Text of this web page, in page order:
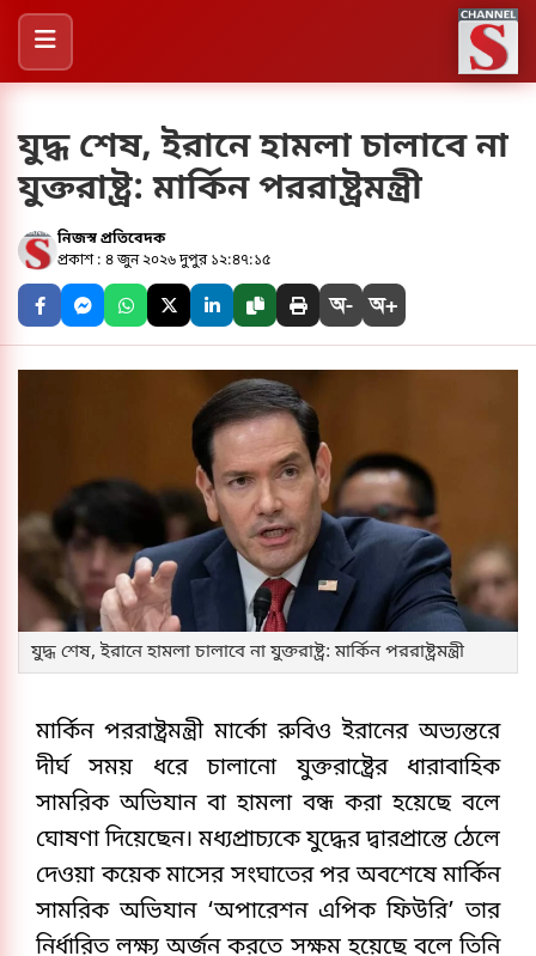
যুদ্ধ শেষ, ইরানে হামলা চালাবে না
যুক্তরাষ্ট্র: মার্কিন পররাষ্ট্রমন্ত্রী
নিজস্ব প্রতিবেদক
প্রকাশ : ৪ জুন ২০২৬ দুপুর ১২:৪৭:১৫
অ- অ+
যুদ্ধ শেষ, ইরানে হামলা চালাবে না যুক্তরাষ্ট্র: মার্কিন পররাষ্ট্রমন্ত্রী
মার্কিন পররাষ্ট্রমন্ত্রী মার্কো রুবিও ইরানের অভ্যন্তরে
দীর্ঘ সময় ধরে চালানো যুক্তরাষ্ট্রের ধারাবাহিক
সামরিক অভিযান বা হামলা বন্ধ করা হয়েছে বলে
ঘোষণা দিয়েছেন। মধ্যপ্রাচ্যকে যুদ্ধের দ্বারপ্রান্তে ঠেলে
দেওয়া কয়েক মাসের সংঘাতের পর অবশেষে মার্কিন
সামরিক অভিযান ‘অপারেশন এপিক ফিউরি’ তার
নির্ধারিত লক্ষ্য অর্জন করতে সক্ষম হয়েছে বলে তিনি